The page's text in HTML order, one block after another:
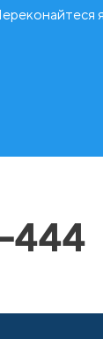
444